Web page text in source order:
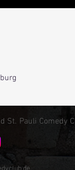
St. Pauli Comedy